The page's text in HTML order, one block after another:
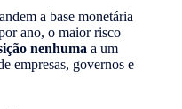
a base monetária
ano, o maior risco
nenhuma a um
empresas, governos e